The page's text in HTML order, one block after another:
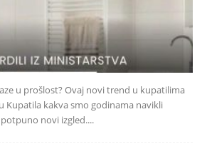
u prošlost? Ovaj novi trend u kupatilima
Kupatila kakva smo godinama navikli
novi izgled....